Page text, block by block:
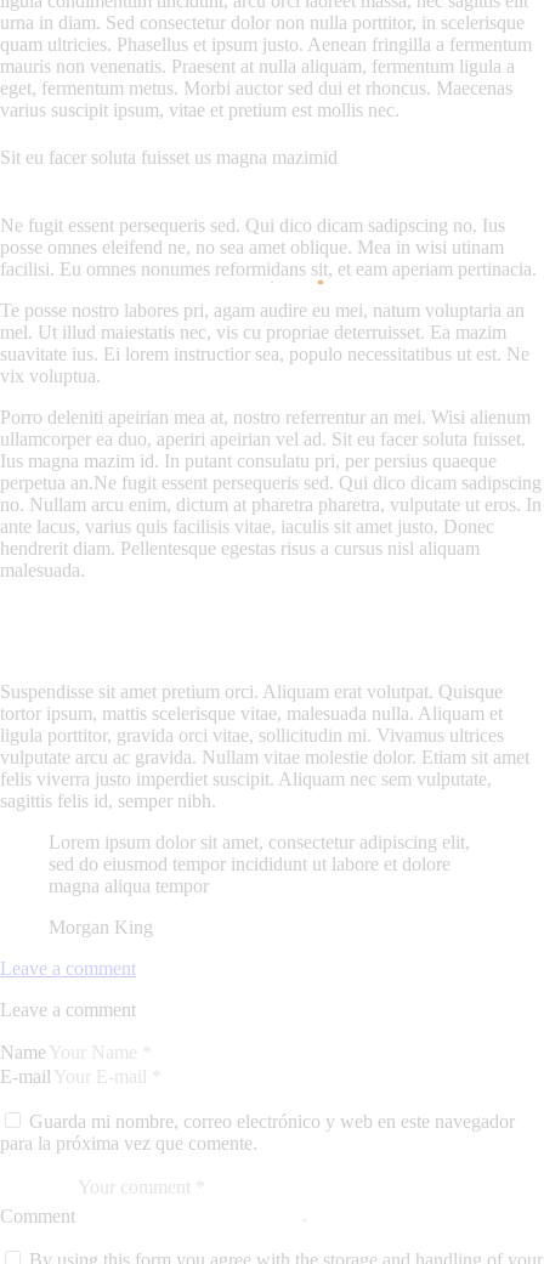
urna in diam. Sed consectetur dolor non nulla porttitor, in scelerisque
quam ultricies. Phasellus et ipsum justo. Aenean fringilla a fermentum
mauris non venenatis. Praesent at nulla aliquam, fermentum ligula a
eget, fermentum metus. Morbi auctor sed dui et rhoncus. Maecenas
varius suscipit ipsum, vitae et pretium est mollis nec.
Sit eu facer soluta fuisset us magna mazimid
Ne fugit essent persequeris sed. Qui dico dicam sadipscing no. Ius
posse omnes eleifend ne, no sea amet oblique. Mea in wisi utinam
facilisi. Eu omnes nonumes reformidans sit, et eam aperiam pertinacia.
Te posse nostro labores pri, agam audire eu mei, natum voluptaria an
mel. Ut illud maiestatis nec, vis cu propriae deterruisset. Ea mazim
suavitate ius. Ei lorem instructior sea, populo necessitatibus ut est. Ne
vix voluptua.
Porro deleniti apeirian mea at, nostro referrentur an mei. Wisi alienum
ullamcorper ea duo, aperiri apeirian vel ad. Sit eu facer soluta fuisset.
Ius magna mazim id. In putant consulatu pri, per persius quaeque
perpetua an.Ne fugit essent persequeris sed. Qui dico dicam sadipscing
no. Nullam arcu enim, dictum at pharetra pharetra, vulputate ut eros. In
ante lacus, varius quis facilisis vitae, iaculis sit amet justo. Donec
hendrerit diam. Pellentesque egestas risus a cursus nisl aliquam
malesuada.
Suspendisse sit amet pretium orci. Aliquam erat volutpat. Quisque
tortor ipsum, mattis scelerisque vitae, malesuada nulla. Aliquam et
ligula porttitor, gravida orci vitae, sollicitudin mi. Vivamus ultrices
vulputate arcu ac gravida. Nullam vitae molestie dolor. Etiam sit amet
felis viverra justo imperdiet suscipit. Aliquam nec sem vulputate,
sagittis felis id, semper nibh.
Lorem ipsum dolor sit amet, consectetur adipiscing elit,
sed do eiusmod tempor incididunt ut labore et dolore
magna aliqua tempor
Morgan King
Leave a comment
Leave a comment
Name
E-mail
Guarda mi nombre, correo electrónico y web en este navegador
para la próxima vez que comente.
Comment
By using this form you agree with the storage and handling of your